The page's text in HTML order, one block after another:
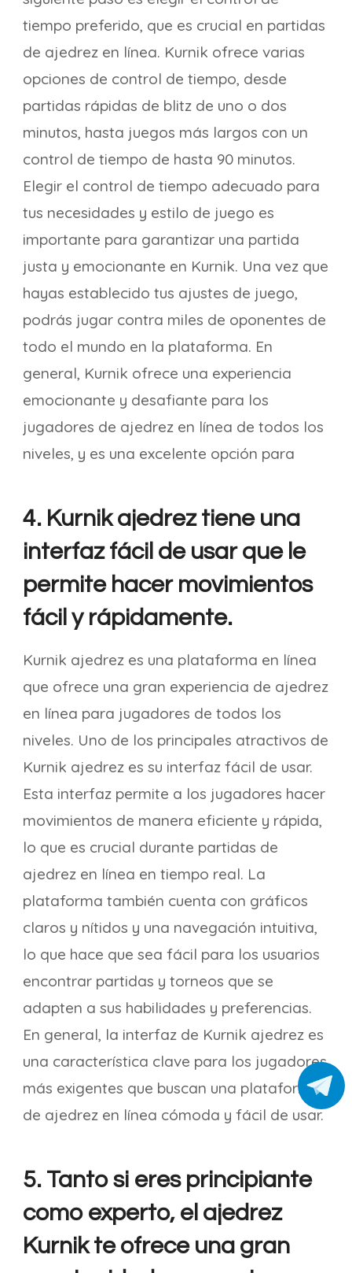
tiempo preferido, que es crucial en partidas
de ajedrez en línea. Kurnik ofrece varias
opciones de control de tiempo, desde
partidas rápidas de blitz de uno o dos
minutos, hasta juegos más largos con un
control de tiempo de hasta 90 minutos.
Elegir el control de tiempo adecuado para
tus necesidades y estilo de juego es
importante para garantizar una partida
justa y emocionante en Kurnik. Una vez que
hayas establecido tus ajustes de juego,
podrás jugar contra miles de oponentes de
todo el mundo en la plataforma. En
general, Kurnik ofrece una experiencia
emocionante y desafiante para los
jugadores de ajedrez en línea de todos los
niveles, y es una excelente opción para
4. Kurnik ajedrez tiene una
interfaz fácil de usar que le
permite hacer movimientos
fácil y rápidamente.
Kurnik ajedrez es una plataforma en línea
que ofrece una gran experiencia de ajedrez
en línea para jugadores de todos los
niveles. Uno de los principales atractivos de
Kurnik ajedrez es su interfaz fácil de usar.
Esta interfaz permite a los jugadores hacer
movimientos de manera eficiente y rápida,
lo que es crucial durante partidas de
ajedrez en línea en tiempo real. La
plataforma también cuenta con gráficos
claros y nítidos y una navegación intuitiva,
lo que hace que sea fácil para los usuarios
encontrar partidas y torneos que se
adapten a sus habilidades y preferencias.
En general, la interfaz de Kurnik ajedrez es
una característica clave para los jugadores
más exigentes que buscan una plataforma
de ajedrez en línea cómoda y fácil de usar.
5. Tanto si eres principiante
como experto, el ajedrez
Kurnik te ofrece una gran